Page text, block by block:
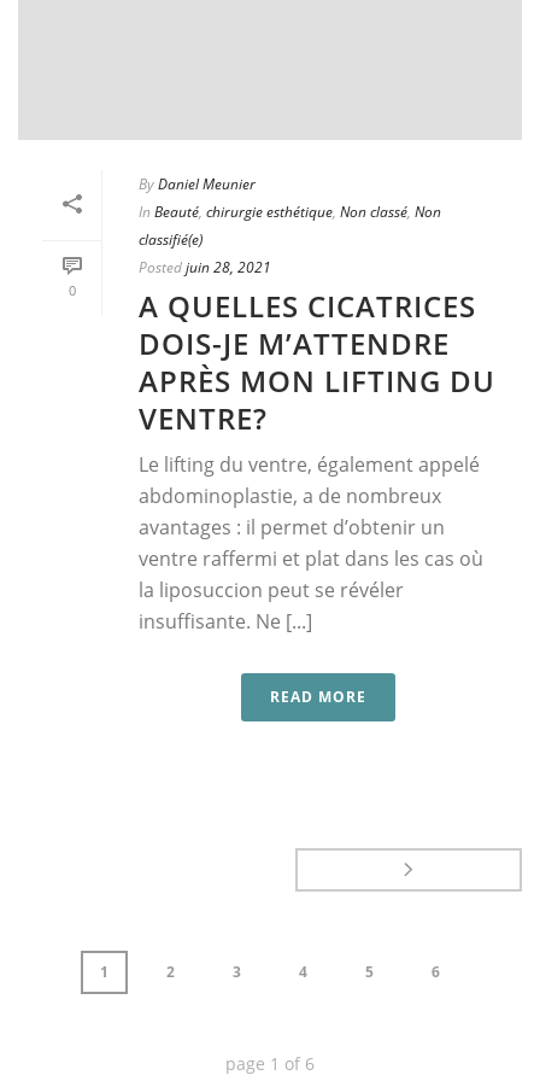
0
ByDaniel Meunier
In Beauté, chirurgie esthétique, Non classé, Non
classifié(e)
Postedjuin 28, 2021
A QUELLES CICATRICES
DOIS-JE M’ATTENDRE
APRÈS MON LIFTING DU
VENTRE?
Le lifting du ventre, également appelé
abdominoplastie, a de nombreux
avantages : il permet d’obtenir un
ventre raffermi et plat dans les cas où
la liposuccion peut se révéler
insuffisante. Ne [...]
READ MORE
1 2 3 4 5 6
page 1 of 6